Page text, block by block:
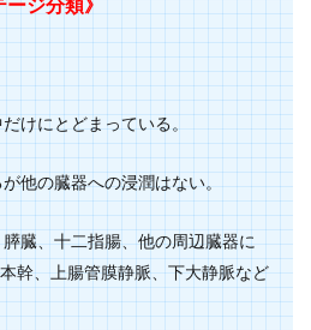
けにとどまっている。
他の臓器への浸潤はない。
臓、十二指腸、他の周辺臓器に
幹、上腸管膜静脈、下大静脈など